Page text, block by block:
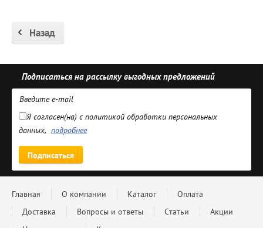
Назад
Подписаться на рассылку выгодных предложений
Я согласен(на) с политикой обработки персональных
данных, подробнее
Подписаться
Главная О компании Каталог
Оплата
Доставка
Вопросы и ответы Статьи
Акции